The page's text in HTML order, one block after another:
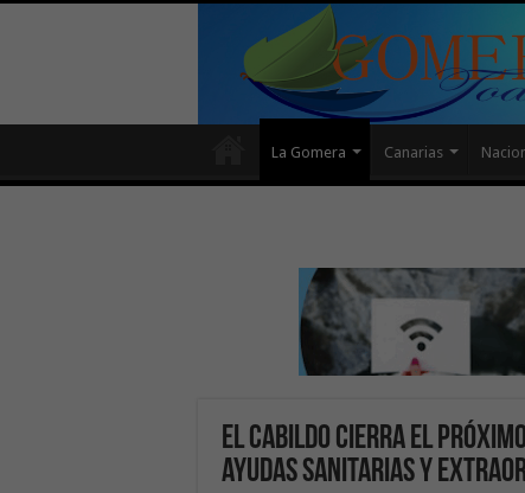
La Gomera Canarias
El Cabildo cierra el
ayudas sanitarias y